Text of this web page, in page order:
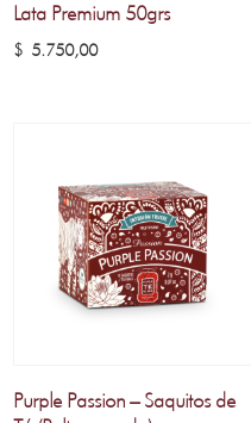
Lata Premium 50grs
$ 5.750,00
Purple Passion – Saquitos de